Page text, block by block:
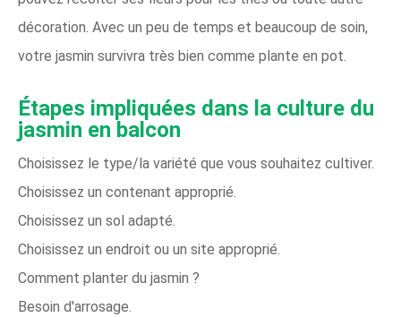
décoration. Avec un peu de temps et beaucoup de soin,
votre jasmin survivra très bien comme plante en pot.
Étapes impliquées dans la culture du
jasmin en balcon
Choisissez le type/la variété que vous souhaitez cultiver.
Choisissez un contenant approprié.
Choisissez un sol adapté.
Choisissez un endroit ou un site approprié.
Comment planter du jasmin ?
Besoin d'arrosage.